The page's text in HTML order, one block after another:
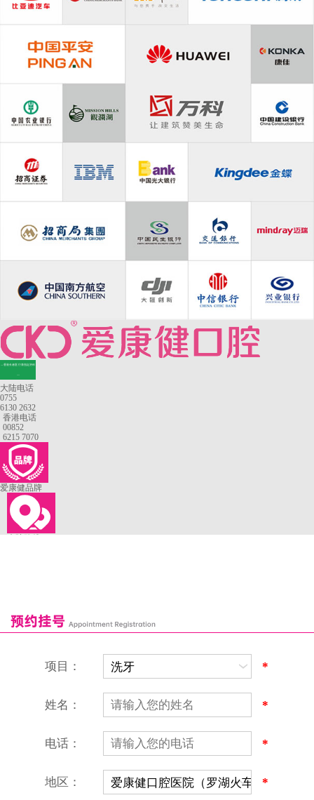
—香港长者医疗券指定牙科
大陆电话
0755
6130 2632
香港电话
00852
6215 7070
爱康健品牌
恒乐口腔诊所
富港口腔诊所
项目： *
姓名： *
电话： *
地区： *